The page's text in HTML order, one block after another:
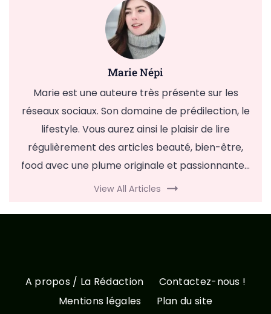
Marie Népi
Marie est une auteure très présente sur les
réseaux sociaux. Son domaine de prédilection, le
lifestyle. Vous aurez ainsi le plaisir de lire
régulièrement des articles beauté, bien-être,
food avec une plume originale et passionnante...
View All Articles
A propos / La Rédaction
Contactez-nous !
Mentions légales
Plan du site